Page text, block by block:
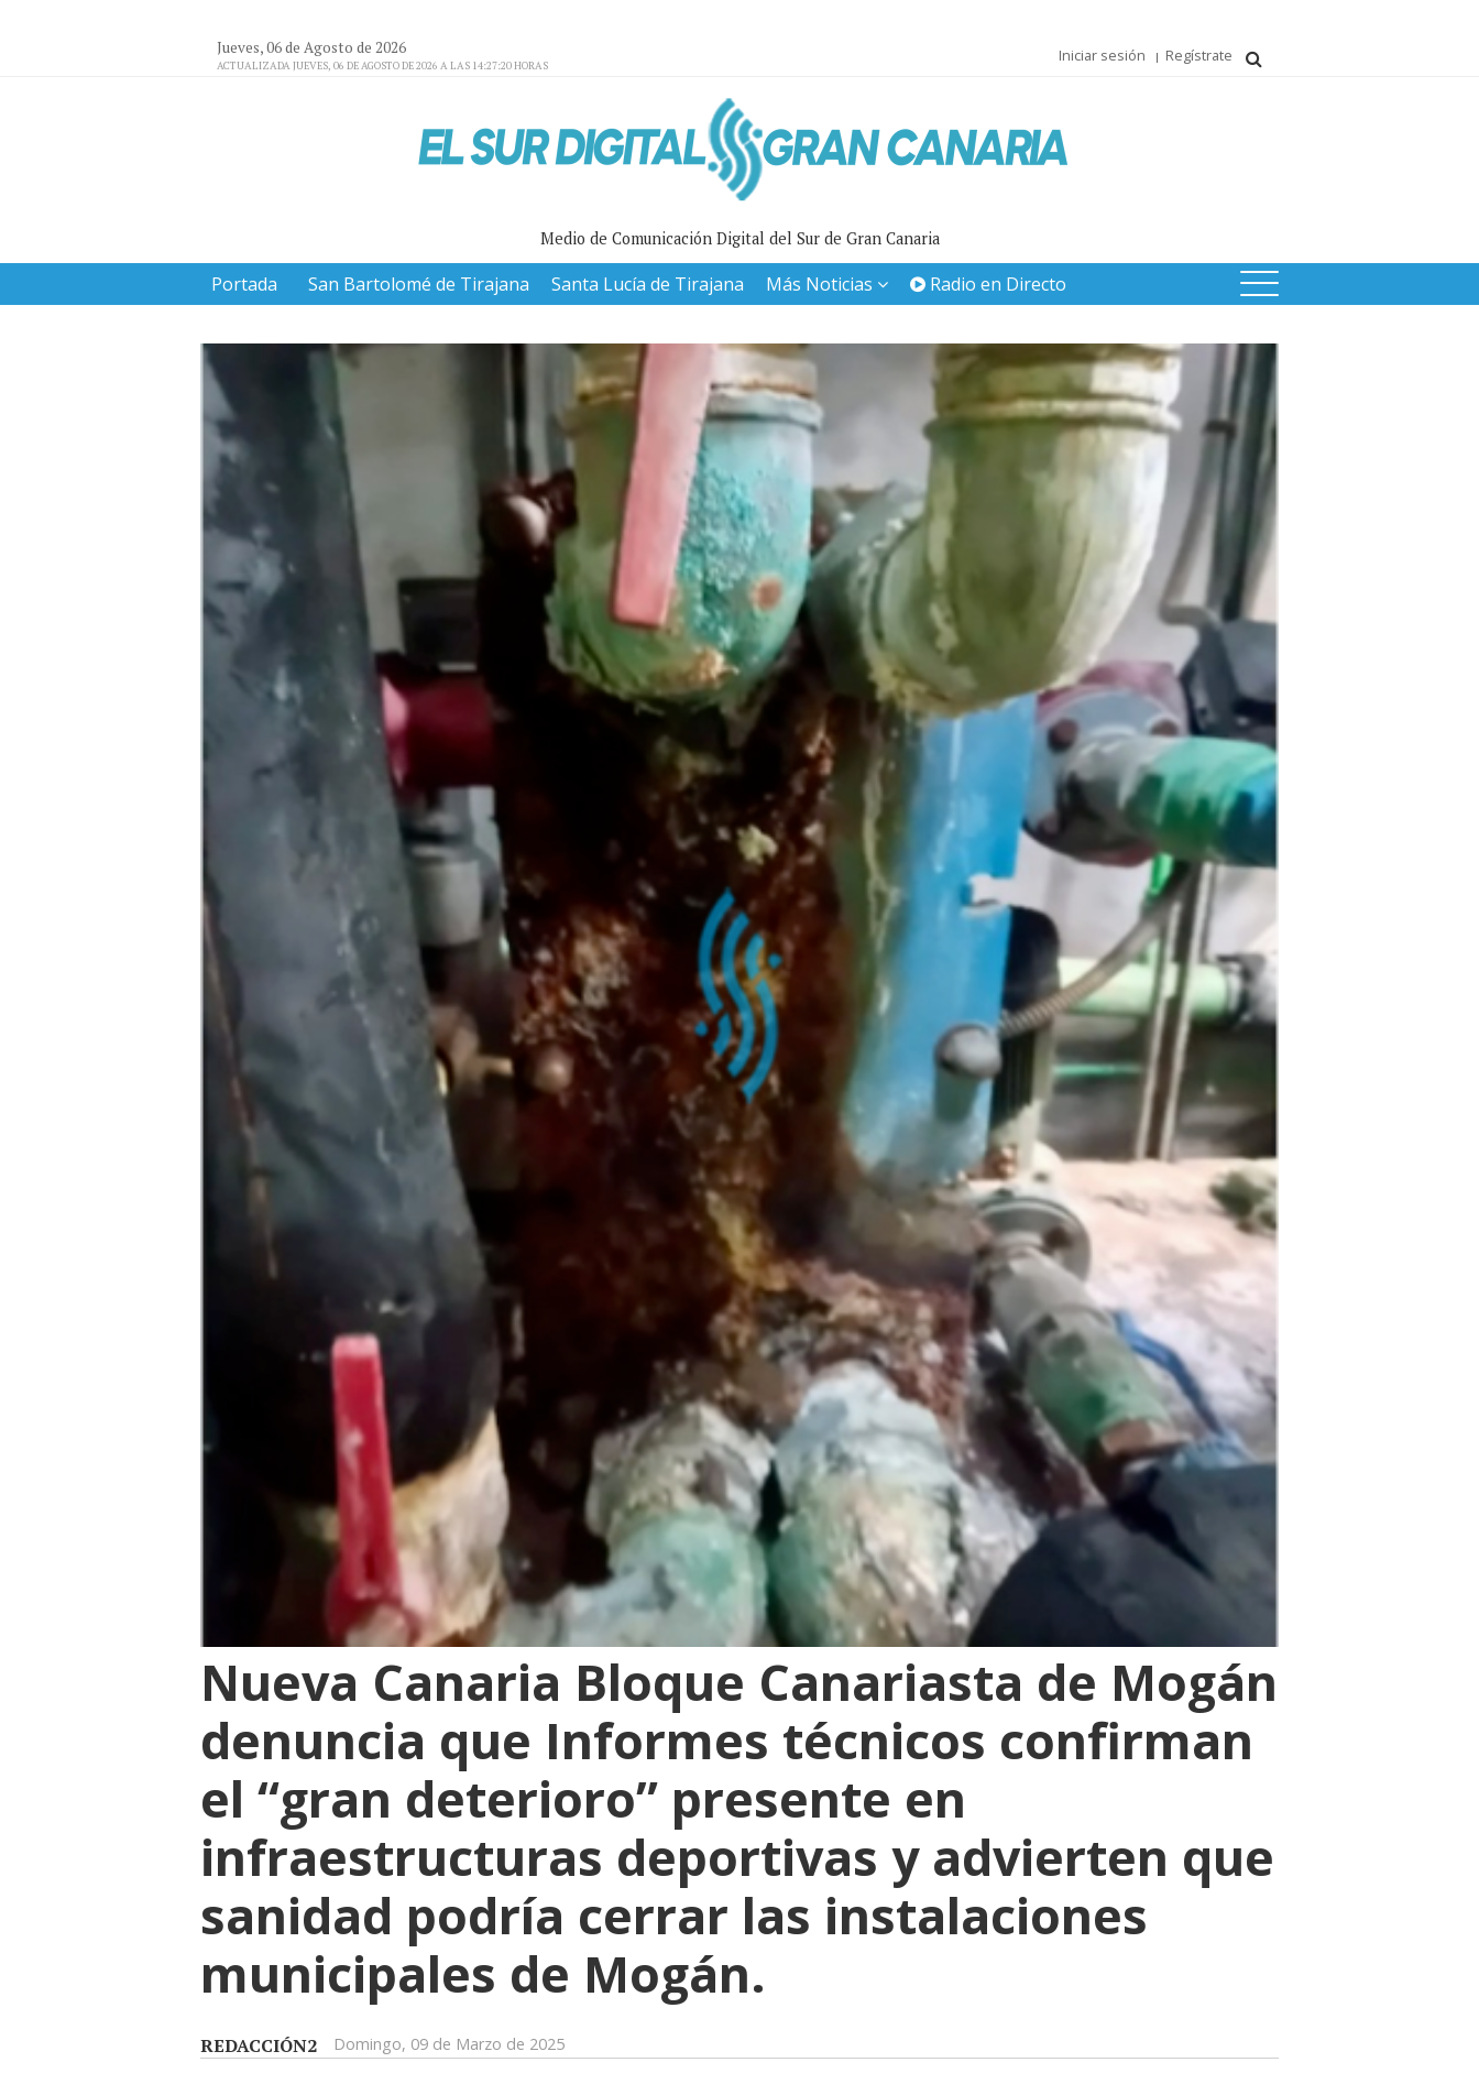
Jueves, 06 de Agosto de 2026
ACTUALIZADA JUEVES, 06 DE AGOSTO DE 2026 A LAS 14:27:20 HORAS
Iniciar sesión Regístrate
Medio de Comunicación Digital del Sur de Gran Canaria
Portada San Bartolomé de Tirajana Santa Lucía de Tirajana Más Noticias Radio en Directo
Nueva Canaria Bloque Canariasta de Mogán
denuncia que Informes técnicos confirman
el “gran deterioro” presente en
infraestructuras deportivas y advierten que
sanidad podría cerrar las instalaciones
municipales de Mogán.
REDACCIÓN2 Domingo, 09 de Marzo de 2025